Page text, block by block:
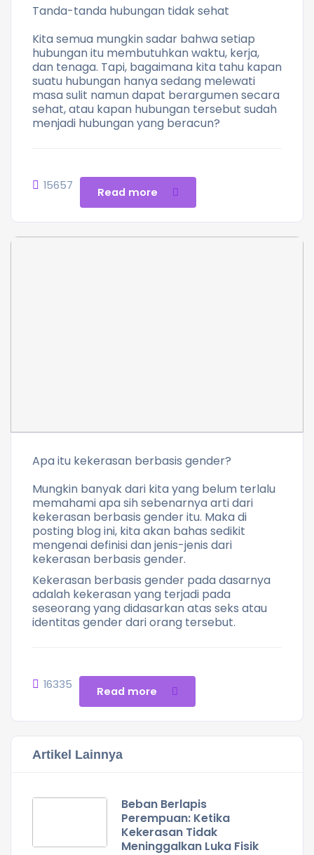
Tanda-tanda hubungan tidak sehat
Kita semua mungkin sadar bahwa setiap
hubungan itu membutuhkan waktu, kerja,
dan tenaga. Tapi, bagaimana kita tahu kapan
suatu hubungan hanya sedang melewati
masa sulit namun dapat berargumen secara
sehat, atau kapan hubungan tersebut sudah
menjadi hubungan yang beracun?
15657 Read more
Apa itu kekerasan berbasis gender?
Mungkin banyak dari kita yang belum terlalu
memahami apa sih sebenarnya arti dari
kekerasan berbasis gender itu. Maka di
posting blog ini, kita akan bahas sedikit
mengenai definisi dan jenis-jenis dari
kekerasan berbasis gender.
Kekerasan berbasis gender pada dasarnya
adalah kekerasan yang terjadi pada
seseorang yang didasarkan atas seks atau
identitas gender dari orang tersebut.
16335 Read more
Artikel Lainnya
Beban Berlapis
Perempuan: Ketika
Kekerasan Tidak
Meninggalkan Luka Fisik